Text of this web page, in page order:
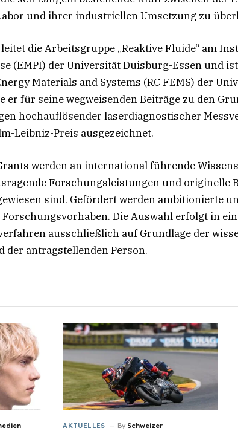
und ihrer industriellen Umsetzung zu
die Arbeitsgruppe „Reaktive Fluide“ am
(EMPI) der Universität Duisburg-Essen und
Materials and Systems (RC FEMS) der
er für seine wegweisenden Beiträge zu den
hochauflösender laserdiagnostischer
Leibniz-Preis ausgezeichnet.
werden an international führende
Forschungsleistungen und originelle
sind. Gefördert werden ambitionierte
Die Auswahl erfolgt in
ausschließlich auf Grundlage der
der antragstellenden Person.
AKTUELLES By Schweizer